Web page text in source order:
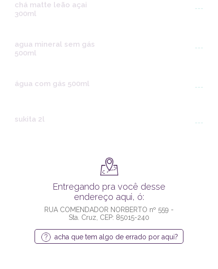
chá matte leão açai
300ml
---
agua mineral sem gás
500ml
---
água com gás 500ml ---
sukita 2l ---
Entregando pra você desse
endereço aqui, ó:
RUA COMENDADOR NORBERTO nº 559 -
Sta. Cruz, CEP: 85015-240
acha que tem algo de errado por aqui?